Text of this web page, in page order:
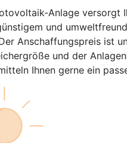
Anlage versorgt
und
Anschaffungspreis ist
und der
Ihnen gerne ein